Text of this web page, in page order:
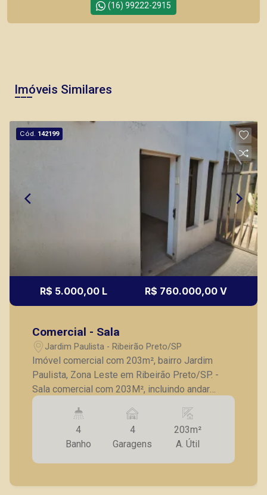
(16) 99222-2915
CRECI 234.175 - Venda
(16) 99327-7979
Corretor(a) Online
CORRETOR DE PLANTÃO
CRECI 119074 - Venda
(16) 99105-3578
Corretor(a) Online
CORRETOR DE PLANTÃO
Imóveis Similares
Cód. 142199
R$ 5.000,00 L R$ 760.000,00 V
Comercial - Sala
Jardim Paulista - Ribeirão Preto/SP
Imóvel comercial com 203m², bairro Jardim
Paulista, Zona Leste em Ribeirão Preto/SP. -
Sala comercial com 203M², incluindo andar
inferior e superior; - Hall de entrada; - Recepção
com balcão; - Sala de espera; - Depósito; - 3
banheiros; - Copa para refeição no piso inferior
e superior; - Depósito no piso inferior; - Sala
exclusiva para reuniões; - Sala para diretoria
sacadas; - 4 vagas de garagem exclusivas. A
4
Banho
4
Garagens
203m²
A. Útil